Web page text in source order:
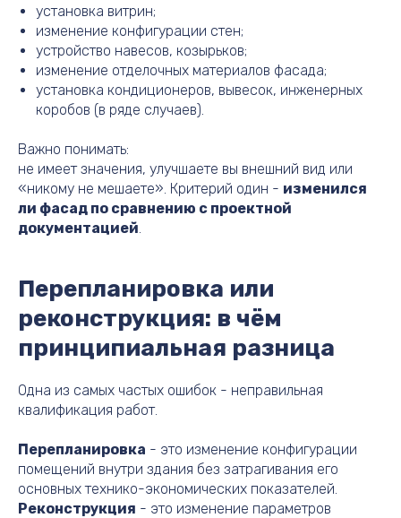
установка витрин;
изменение конфигурации стен;
устройство навесов, козырьков;
изменение отделочных материалов фасада;
установка кондиционеров, вывесок, инженерных
коробов (в ряде случаев).
Важно понимать:
не имеет значения, улучшаете вы внешний вид или
«никому не мешаете». Критерий один - изменился
ли фасад по сравнению с проектной
документацией.
Перепланировка или
реконструкция: в чём
принципиальная разница
Одна из самых частых ошибок - неправильная
квалификация работ.
Перепланировка - это изменение конфигурации
помещений внутри здания без затрагивания его
основных технико-экономических показателей.
Реконструкция - это изменение параметров